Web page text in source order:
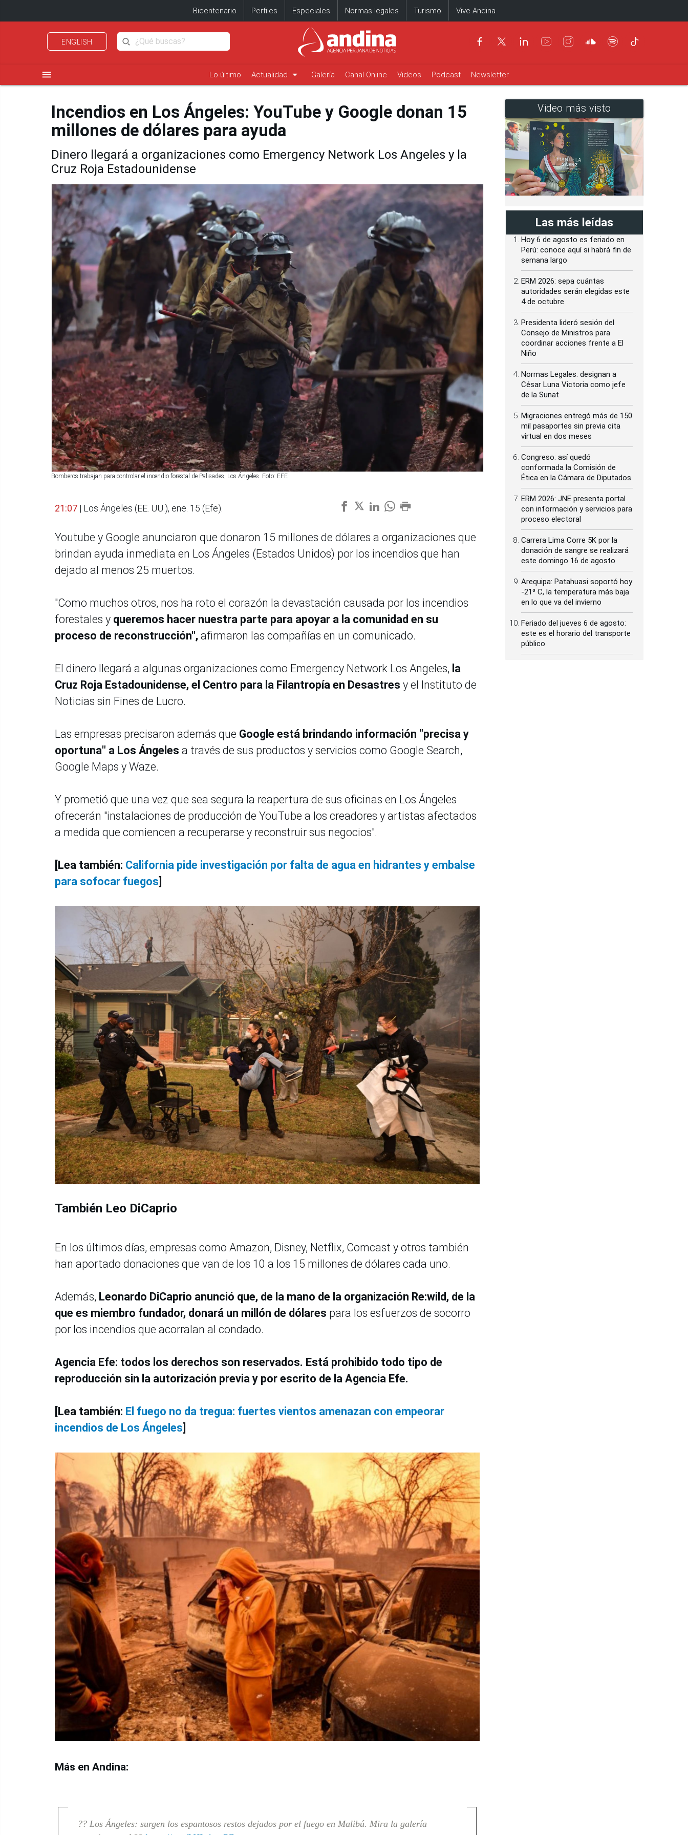
Bicentenario Perfiles Especiales Normas legales Turismo Vive Andina
ENGLISH
menu Lo último Actualidad arrow_drop_down Galería Canal Online Videos Podcast Newsletter
Incendios en Los Ángeles: YouTube y Google donan 15
millones de dólares para ayuda
Dinero llegará a organizaciones como Emergency Network Los Angeles y la
Cruz Roja Estadounidense
Bomberos trabajan para controlar el incendio forestal de Palisades, Los Ángeles. Foto: EFE
21:07 | Los Ángeles (EE. UU.), ene. 15 (Efe).
Youtube y Google anunciaron que donaron 15 millones de dólares a organizaciones que
brindan ayuda inmediata en Los Ángeles (Estados Unidos) por los incendios que han
dejado al menos 25 muertos.
"Como muchos otros, nos ha roto el corazón la devastación causada por los incendios
forestales y queremos hacer nuestra parte para apoyar a la comunidad en su
proceso de reconstrucción", afirmaron las compañías en un comunicado.
El dinero llegará a algunas organizaciones como Emergency Network Los Angeles, la
Cruz Roja Estadounidense, el Centro para la Filantropía en Desastres y el Instituto de
Noticias sin Fines de Lucro.
Las empresas precisaron además que Google está brindando información "precisa y
oportuna" a Los Ángeles a través de sus productos y servicios como Google Search,
Google Maps y Waze.
Y prometió que una vez que sea segura la reapertura de sus oficinas en Los Ángeles
ofrecerán "instalaciones de producción de YouTube a los creadores y artistas afectados
a medida que comiencen a recuperarse y reconstruir sus negocios".
[Lea también: California pide investigación por falta de agua en hidrantes y embalse
para sofocar fuegos]
También Leo DiCaprio
En los últimos días, empresas como Amazon, Disney, Netflix, Comcast y otros también
han aportado donaciones que van de los 10 a los 15 millones de dólares cada uno.
Además, Leonardo DiCaprio anunció que, de la mano de la organización Re:wild, de la
que es miembro fundador, donará un millón de dólares para los esfuerzos de socorro
por los incendios que acorralan al condado.
Agencia Efe: todos los derechos son reservados. Está prohibido todo tipo de
reproducción sin la autorización previa y por escrito de la Agencia Efe.
[Lea también: El fuego no da tregua: fuertes vientos amenazan con empeorar
incendios de Los Ángeles]
Más en Andina:
?? Los Ángeles: surgen los espantosos restos dejados por el fuego en Malibú. Mira la galería
Video más visto
Las más leídas
Hoy 6 de agosto es feriado en
Perú: conoce aquí si habrá fin de
semana largo
ERM 2026: sepa cuántas
autoridades serán elegidas este
4 de octubre
Presidenta lideró sesión del
Consejo de Ministros para
coordinar acciones frente a El
Niño
Normas Legales: designan a
César Luna Victoria como jefe
de la Sunat
Migraciones entregó más de 150
mil pasaportes sin previa cita
virtual en dos meses
Congreso: así quedó
conformada la Comisión de
Ética en la Cámara de Diputados
ERM 2026: JNE presenta portal
con información y servicios para
proceso electoral
Carrera Lima Corre 5K por la
donación de sangre se realizará
este domingo 16 de agosto
Arequipa: Patahuasi soportó hoy
-21⁰ C, la temperatura más baja
en lo que va del invierno
Feriado del jueves 6 de agosto:
este es el horario del transporte
público